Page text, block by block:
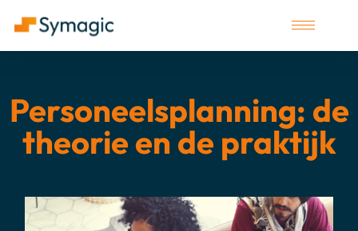
Personeelsplanning: de
theorie en de praktijk